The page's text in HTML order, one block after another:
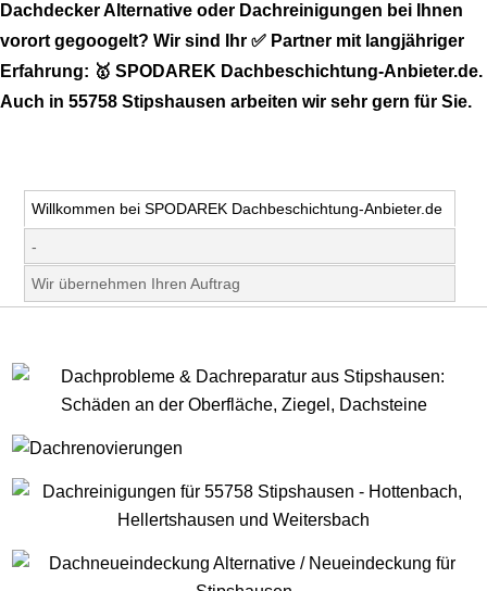
Dachdecker Alternative oder Dachreinigungen bei Ihnen
vorort gegoogelt? Wir sind Ihr ✅ Partner mit langjähriger
Erfahrung: 🥇 SPODAREK Dachbeschichtung-Anbieter.de.
Auch in 55758 Stipshausen arbeiten wir sehr gern für Sie.
Willkommen bei SPODAREK Dachbeschichtung-Anbieter.de
-
Wir übernehmen Ihren Auftrag